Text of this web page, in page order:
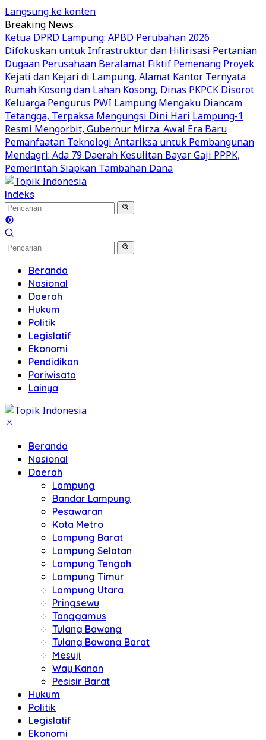
Langsung ke konten
Breaking News
Ketua DPRD Lampung: APBD Perubahan 2026
Difokuskan untuk Infrastruktur dan Hilirisasi Pertanian
Dugaan Perusahaan Beralamat Fiktif Pemenang Proyek
Kejati dan Kejari di Lampung, Alamat Kantor Ternyata
Rumah Kosong dan Lahan Kosong, Dinas PKPCK Disorot
Keluarga Pengurus PWI Lampung Mengaku Diancam
Tetangga, Terpaksa Mengungsi Dini Hari Lampung-1
Resmi Mengorbit, Gubernur Mirza: Awal Era Baru
Pemanfaatan Teknologi Antariksa untuk Pembangunan
Mendagri: Ada 79 Daerah Kesulitan Bayar Gaji PPPK,
Pemerintah Siapkan Tambahan Dana
Indeks
Beranda
Nasional
Daerah
Hukum
Politik
Legislatif
Ekonomi
Pendidikan
Pariwisata
Lainya
Beranda
Nasional
Daerah
Lampung
Bandar Lampung
Pesawaran
Kota Metro
Lampung Barat
Lampung Selatan
Lampung Tengah
Lampung Timur
Lampung Utara
Pringsewu
Tanggamus
Tulang Bawang
Tulang Bawang Barat
Mesuji
Way Kanan
Pesisir Barat
Hukum
Politik
Legislatif
Ekonomi